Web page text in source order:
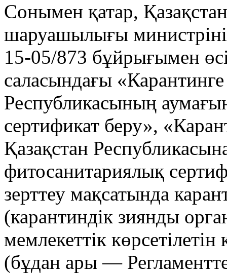
Сонымен қатар,
шаруашылығы
15-05/873 бұйрығымен
саласындағы
Республикасының
сертификат беру»,
Қазақстан
фитосанитариялық
зерттеу мақсатында
(карантиндік зиянды
мемлекеттік
(бұдан ары —